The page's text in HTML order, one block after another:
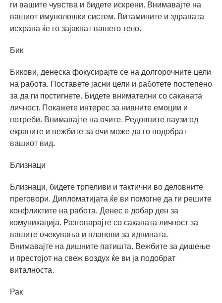
ги вашите чувства и бидете искрени. Внимавајте на
вашиот имунолошки систем. Витамините и здравата
исхрана ќе го зајакнат вашето тело.
Бик
Бикови, денеска фокусирајте се на долгорочните цели
на работа. Поставете јасни цели и работете постепено
за да ги постигнете. Бидете внимателни со саканата
личност. Покажете интерес за нивните емоции и
потреби. Внимавајте на очите. Редовните паузи од
екраните и вежбите за очи може да го подобрат
вашиот вид.
Близнаци
Близнаци, бидете трпеливи и тактични во деловните
преговори. Дипломатијата ќе ви помогне да ги решите
конфликтите на работа. Денес е добар ден за
комуникација. Разговарајте со саканата личност за
вашите очекувања и планови за иднината.
Внимавајте на дишните патишта. Вежбите за дишење
и престојот на свеж воздух ќе ви ја подобрат
виталноста.
Рак